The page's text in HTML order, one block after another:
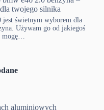
twojego silnika
świetnym wyborem dla
Używam go od jakiegoś
mogę…
aluminiowych